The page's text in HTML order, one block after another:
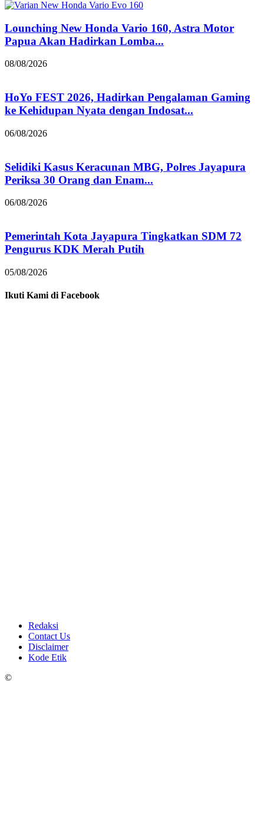
Lounching New Honda Vario 160, Astra Motor
Papua Akan Hadirkan Lomba...
08/08/2026
HoYo FEST 2026, Hadirkan Pengalaman Gaming
ke Kehidupan Nyata dengan Indosat...
06/08/2026
Selidiki Kasus Keracunan MBG, Polres Jayapura
Periksa 30 Orang dan Enam...
06/08/2026
Pemerintah Kota Jayapura Tingkatkan SDM 72
Pengurus KDK Merah Putih
05/08/2026
Ikuti Kami di Facebook
Redaksi
Contact Us
Disclaimer
Kode Etik
©